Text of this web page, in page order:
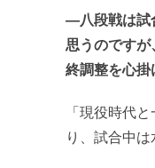
―八段戦は試
思うのです
終調整を心掛
「現役時代
り、試合中は